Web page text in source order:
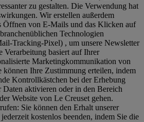
zu gestalten. Die Verwendung hat
Wir erstellen außerdem
Öffnen von E-Mails und das Klicken auf
Technologien
Tracking-Pixel) , um unsere Newsletter
Verarbeitung basiert auf Ihrer
Marketingkommunikation von
können Ihre Zustimmung erteilen, indem
Kontrollkästchen bei der Erhebung
Daten aktivieren oder in den Bereich
Website von Le Creuset gehen.
Sie können den Erhalt unserer
kostenlos beenden, indem Sie die